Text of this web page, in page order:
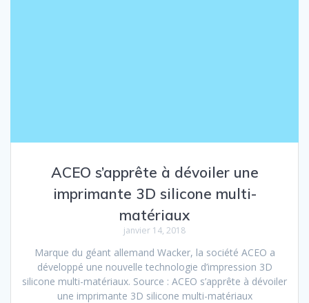
ACEO s’apprête à dévoiler une
imprimante 3D silicone multi-
matériaux
janvier 14, 2018
Marque du géant allemand Wacker, la société ACEO a
développé une nouvelle technologie d’impression 3D
silicone multi-matériaux. Source : ACEO s’apprête à dévoiler
une imprimante 3D silicone multi-matériaux